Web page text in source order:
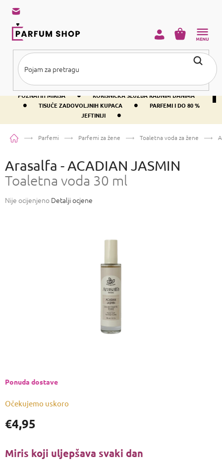
sadržaj
BESPLATNA DOSTAVA IZNAD PRIBLIŽNO 37 € •
400+ SVJETSKI
POZNATIH MIRISA
• KORISNIČKA SLUŽBA RADNIM DANIMA
• TISUĆE ZADOVOLJNIH KUPACA •
PARFEMI I DO 80 %
JEFTINIJI
•
KOŠARICA
PočetnaParfemi Parfemi za žene Toaletna voda za žene
Arasalfa - ACADIAN JASMIN
Toaletna voda 30 ml
Prosječna
Nije ocijenjeno Detalji ocjene
€4,95
Izmjeri
Očekujemo uskoro
Ponuda dostave
Miris koji uljepšava svaki dan